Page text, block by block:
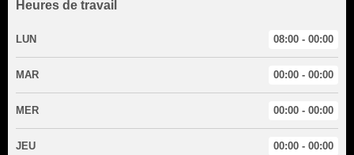
Heures de travail
LUN 08:00 - 00:00
MAR 00:00 - 00:00
MER 00:00 - 00:00
JEU 00:00 - 00:00